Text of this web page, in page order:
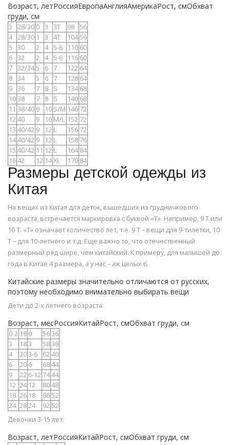
Возраст, летРоссияЕвропаАнглияАмерикаРост, смОбхват
груди, см
3 28/30 0 3 3Т 98 56
4 28/30 1 3 4Т 10456
5
30 2 4 5-6 110 60
6 32 2 4 5-6 116 60
7 32/345 6 7 122 64
8 34 5 6 7 128 64
9 36 7 8 S 134 68
1038 7 8 S 140 68
11 38/40 9 10 S/M 146 72
1240 9 10 M/L 152 72
13 40/42 9 12 L 156 72
1440/42 9 12 L 158 76
15 40/42 11 12 L 164 84
1642 12 14XL 170 84
Размеры детской одежды из
Китая
На вещах из Китая для деток, вышедших из грудничкового
возраста, встречается маркировка с буквой «Т». Например, 9 Т или
10 Т. «Т» означает количество лет, т.е. 9 Т – вещи для 9-тилетки, 10
Т – для 10-летнего и т.д. Еще важно то, что отечественный
размерный ряд шире, чем китайский. К примеру, для малышей до
года в Китае 4 размера, а у нас – аж целых 6.
Китайские размеры значительно отличаются от русских,
поэтому необходимо внимательно выбирать вещи
Дети до 2-х летнего возраста:
Возраст, месРоссияКитайРост, смОбхват груди, см
0-2 18 0 5636
3
183 5838
4
203-6 6240
6
20 6 6844
9
22 6-12 7444
12 24 12 8048
18 26 18 8652
24 2824 9252
Девочки 3-15 лет:
Возраст, летРоссияКитайРост, смОбхват груди, см